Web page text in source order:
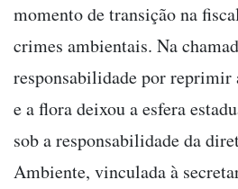
momento de transição na
crimes ambientais. Na
responsabilidade por reprimir
e a flora deixou a esfera
sob a responsabilidade da
Ambiente, vinculada à